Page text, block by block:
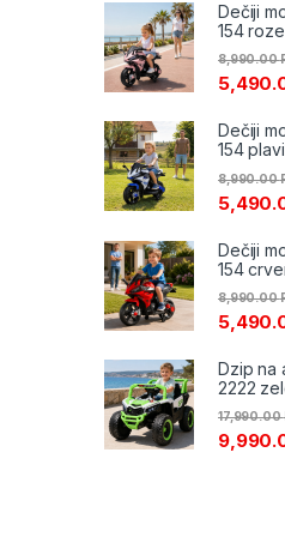
Dečiji
154 roze
8,990.00
Dečiji
154 plavi
8,990.00
Dečiji
154
8,990.00
Dzip na
2222
17,990.00